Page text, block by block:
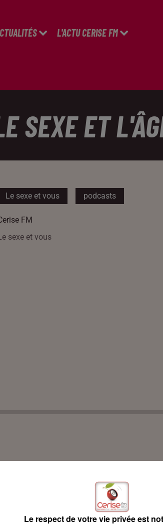
L'ACTU CERISE FM
SEXE ET
Le sexe et vous podcasts
FM
sexe et vous
Cerise FM pour le sexe et vous !
Le respect de votre vie privée est